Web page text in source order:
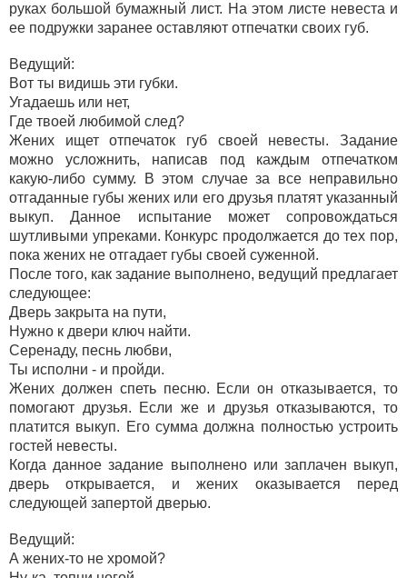
руках большой бумажный лист. На этом листе невеста и
ее подружки заранее оставляют отпечатки своих губ.
Ведущий:
Вот ты видишь эти губки.
Угадаешь или нет,
Где твоей любимой след?
Жених ищет отпечаток губ своей невесты. Задание
можно усложнить, написав под каждым отпечатком
какую-либо сумму. В этом случае за все неправильно
отгаданные губы жених или его друзья платят указанный
выкуп. Данное испытание может сопровождаться
шутливыми упреками. Конкурс продолжается до тех пор,
пока жених не отгадает губы своей суженной.
После того, как задание выполнено, ведущий предлагает
следующее:
Дверь закрыта на пути,
Нужно к двери ключ найти.
Серенаду, песнь любви,
Ты исполни - и пройди.
Жених должен спеть песню. Если он отказывается, то
помогают друзья. Если же и друзья отказываются, то
платится выкуп. Его сумма должна полностью устроить
гостей невесты.
Когда данное задание выполнено или заплачен выкуп,
дверь открывается, и жених оказывается перед
следующей запертой дверью.
Ведущий:
А жених-то не хромой?